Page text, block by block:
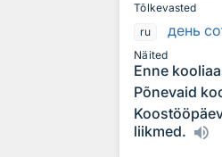
Tõlkevasted
ru
день
Näited
Enne
Põnevaid
liikmed.